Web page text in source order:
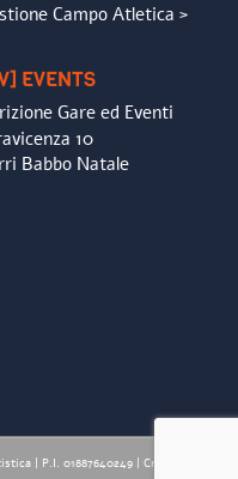
Campo Atletica >
EVENTS
Gare ed Eventi
10
Babbo Natale
| P.I. 01887640249 | Credits